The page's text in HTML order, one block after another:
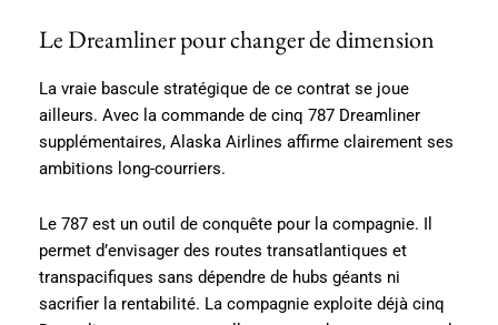
Le Dreamliner pour changer de dimension
La vraie bascule stratégique de ce contrat se joue
ailleurs. Avec la commande de cinq 787 Dreamliner
supplémentaires, Alaska Airlines affirme clairement ses
ambitions long-courriers.
Le 787 est un outil de conquête pour la compagnie. Il
permet d’envisager des routes transatlantiques et
transpacifiques sans dépendre de hubs géants ni
sacrifier la rentabilité. La compagnie exploite déjà cinq